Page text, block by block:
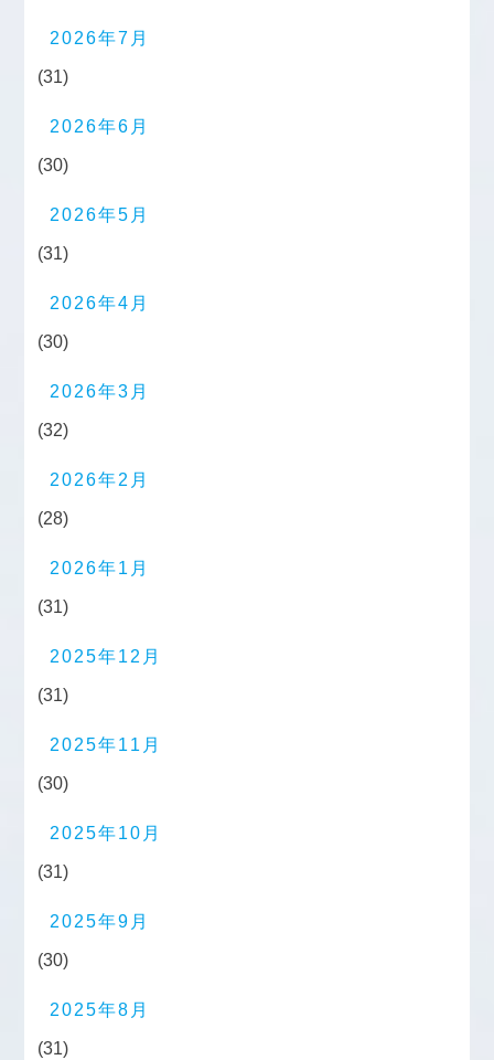
2026年7月
(31)
2026年6月
(30)
2026年5月
(31)
2026年4月
(30)
2026年3月
(32)
2026年2月
(28)
2026年1月
(31)
2025年12月
(31)
2025年11月
(30)
2025年10月
(31)
2025年9月
(30)
2025年8月
(31)